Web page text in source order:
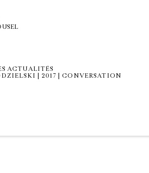
ACTUALITÉS
| 2017 | CONVERSATION